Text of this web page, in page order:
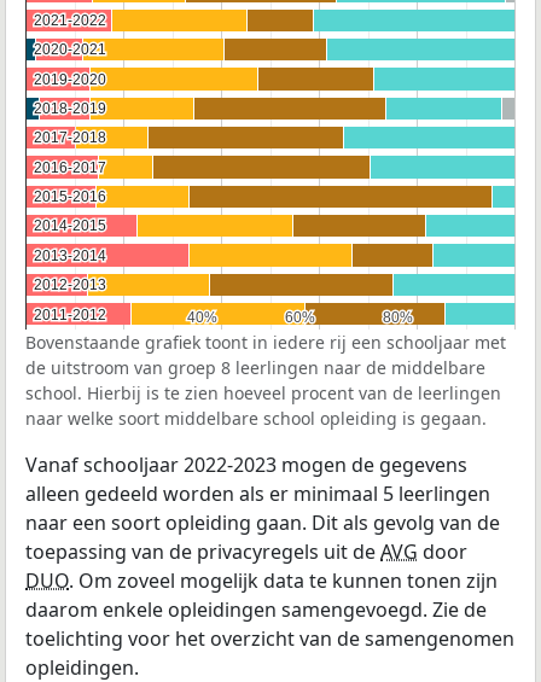
40%
40% 60%
60% 80%
80%
2021-2022
2021-2022
2020-2021
2020-2021
2019-2020
2019-2020
2018-2019
2018-2019
2017-2018
2017-2018
2016-2017
2016-2017
2015-2016
2015-2016
2014-2015
2014-2015
2013-2014
2013-2014
2012-2013
2012-2013
2011-2012
2011-2012
Bovenstaande grafiek toont in iedere rij een schooljaar met
de uitstroom van groep 8 leerlingen naar de middelbare
school. Hierbij is te zien hoeveel procent van de leerlingen
naar welke soort middelbare school opleiding is gegaan.
Vanaf schooljaar 2022-2023 mogen de gegevens
alleen gedeeld worden als er minimaal 5 leerlingen
naar een soort opleiding gaan. Dit als gevolg van de
toepassing van de privacyregels uit deAVG door
DUO. Om zoveel mogelijk data te kunnen tonen zijn
daarom enkele opleidingen samengevoegd. Zie de
toelichting voor het overzicht van de samengenomen
opleidingen.